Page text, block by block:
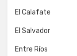
El Calafate
El Salvador
Entre Ríos